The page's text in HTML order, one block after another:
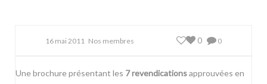
16 mai 2011 Nos membres 0
0
Une brochure présentant les 7 revendicationsapprouvées en